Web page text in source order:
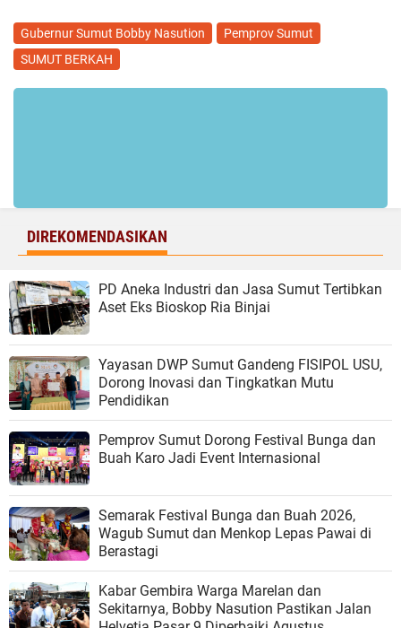
Gubernur Sumut Bobby Nasution
Pemprov Sumut
SUMUT BERKAH
DIREKOMENDASIKAN
PD Aneka Industri dan Jasa Sumut Tertibkan
Aset Eks Bioskop Ria Binjai
Yayasan DWP Sumut Gandeng FISIPOL USU,
Dorong Inovasi dan Tingkatkan Mutu
Pendidikan
Pemprov Sumut Dorong Festival Bunga dan
Buah Karo Jadi Event Internasional
Semarak Festival Bunga dan Buah 2026,
Wagub Sumut dan Menkop Lepas Pawai di
Berastagi
Kabar Gembira Warga Marelan dan
Sekitarnya, Bobby Nasution Pastikan Jalan